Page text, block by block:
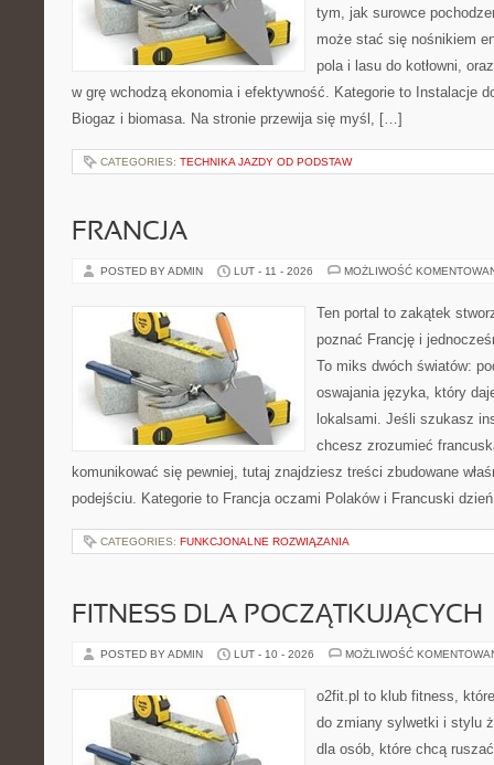
tym, jak surowce
może stać się nośnikiem
pola i lasu do kotłowni,
w grę wchodzą ekonomia i efektywność. Kategorie to Instalacje
Biogaz i biomasa. Na stronie przewija się myśl, […]
CATEGORIES: TECHNIKA JAZDY OD PODSTAW
FRANCJA
POSTED BY ADMIN LUT - 11 - 2026 MOŻLIWOŚĆ
Ten portal to zakątek
poznać Francję i
To miks dwóch światów:
oswajania języka, który
lokalsami. Jeśli szukasz
chcesz zrozumieć
komunikować się pewniej, tutaj znajdziesz treści zbudowane
podejściu. Kategorie to Francja oczami Polaków i Francuski
CATEGORIES: FUNKCJONALNE ROZWIĄZANIA
FITNESS DLA POCZĄTKUJĄCYCH
POSTED BY ADMIN LUT - 10 - 2026 MOŻLIWOŚĆ
o2fit.pl to klub fitness,
do zmiany sylwetki i stylu
dla osób, które chcą